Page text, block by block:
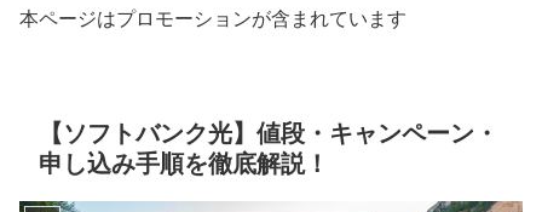
本ページはプロモーションが含まれています
【ソフトバンク光】値段・キャンペーン・
申し込み手順を徹底解説！